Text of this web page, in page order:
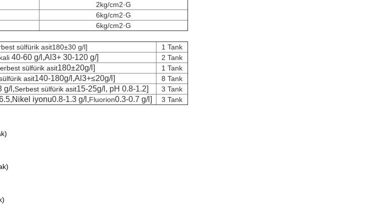
2kg/cm2·G
6kg/cm2·G
6kg/cm2·G
sülfürik asit180±30 g/l]
1 Tank
40-60 g/l,Al3+ 30-120 g/]
2 Tank
sülfürik asit180±20g/l]
1 Tank
asit140-180g/l,Al3+≤20g/l]
8 Tank
g/l,Serbest sülfürik asit15-25g/l, pH 0.8-1.2]
3 Tank
Nikel iyonu0.8-1.3 g/l,Fluorion0.3-0.7 g/l]
3 Tank